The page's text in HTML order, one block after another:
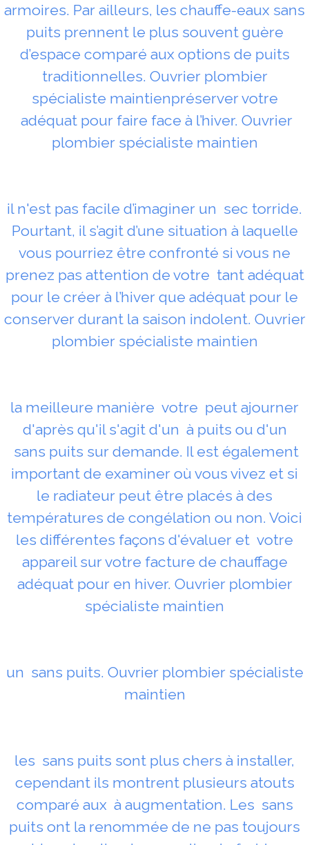
armoires. Par ailleurs, les chauffe-eaux sans
puits prennent le plus souvent guère
d’espace comparé aux options de puits
traditionnelles. Ouvrier plombier
spécialiste maintienpréserver votre
adéquat pour faire face à l’hiver. Ouvrier
plombier spécialiste maintien
il n'est pas facile d’imaginer un sec torride.
Pourtant, il s’agit d’une situation à laquelle
vous pourriez être confronté si vous ne
prenez pas attention de votre tant adéquat
pour le créer à l’hiver que adéquat pour le
conserver durant la saison indolent. Ouvrier
plombier spécialiste maintien
la meilleure manière votre peut ajourner
d'après qu'il s'agit d'un à puits ou d'un
sans puits sur demande. Il est également
important de examiner où vous vivez et si
le radiateur peut être placés à des
températures de congélation ou non. Voici
les différentes façons d'évaluer et votre
appareil sur votre facture de chauffage
adéquat pour en hiver. Ouvrier plombier
spécialiste maintien
un sans puits. Ouvrier plombier spécialiste
maintien
les sans puits sont plus chers à installer,
cependant ils montrent plusieurs atouts
comparé aux à augmentation. Les sans
puits ont la renommée de ne pas toujours